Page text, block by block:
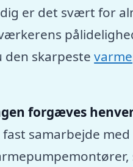
er det svært for
den skarpeste
forgæves
fast samarbejde